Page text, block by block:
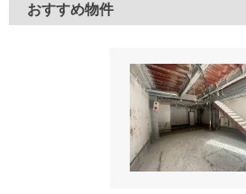
おすすめ物件